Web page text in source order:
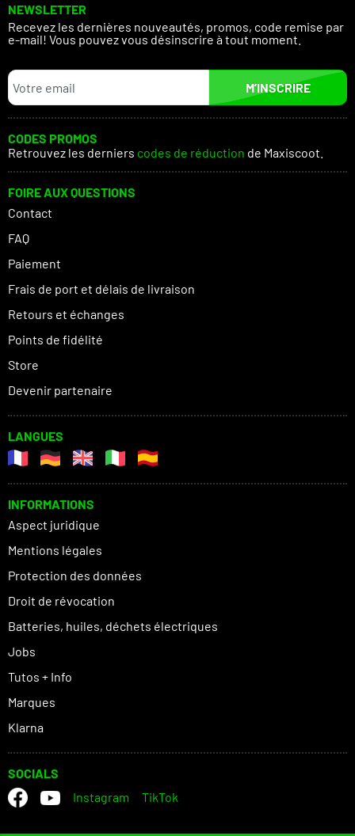
NEWSLETTER
Recevez les dernières nouveautés, promos, code remise par
e-mail! Vous pouvez vous désinscrire à tout moment.
M’INSCRIRE
CODES PROMOS
Retrouvez les derniers codes de réduction de Maxiscoot.
FOIRE AUX QUESTIONS
Contact
FAQ
Paiement
Frais de port et délais de livraison
Retours et échanges
Points de fidélité
Store
Devenir partenaire
LANGUES
INFORMATIONS
Aspect juridique
Mentions légales
Protection des données
Droit de révocation
Batteries, huiles, déchets électriques
Jobs
Tutos + Info
Marques
Klarna
SOCIALS
Instagram
TikTok